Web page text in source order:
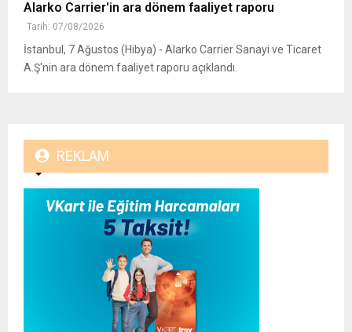
Alarko Carrier'in ara dönem faaliyet raporu
Tarih: 07/08/2026
İstanbul, 7 Ağustos (Hibya) - Alarko Carrier Sanayi ve Ticaret
A.Ş'nin ara dönem faaliyet raporu açıklandı.
REKLAM